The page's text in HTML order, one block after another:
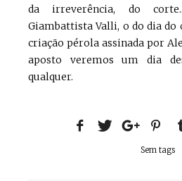
da irreverência, do
Giambattista Valli, o do dia do
criação pérola assinada por
aposto veremos um dia
qualquer.
Sem tags